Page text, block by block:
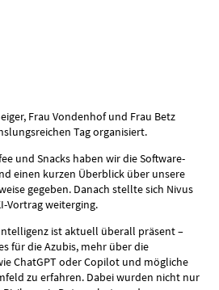
Frau Vondenhof und Frau Betz
Tag organisiert.
und Snacks haben wir die Software-
einen kurzen Überblick über unsere
gegeben. Danach stellte sich Nivus
Vortrag weiterging.
ist aktuell überall präsent –
für die Azubis, mehr über die
ChatGPT oder Copilot und mögliche
zu erfahren. Dabei wurden nicht nur